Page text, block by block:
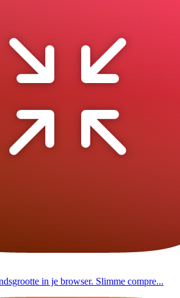
in je browser. Slimme compre...